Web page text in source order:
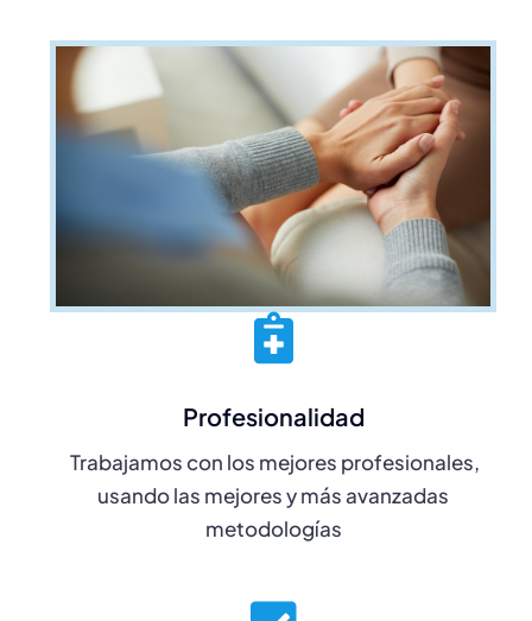
Profesionalidad
Trabajamos con los mejores profesionales,
usando las mejores y más avanzadas
metodologías